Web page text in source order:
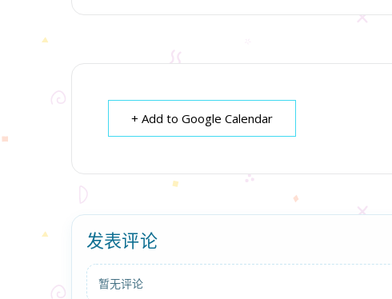
+ Add to Google Calendar
发表评论
暂无评论